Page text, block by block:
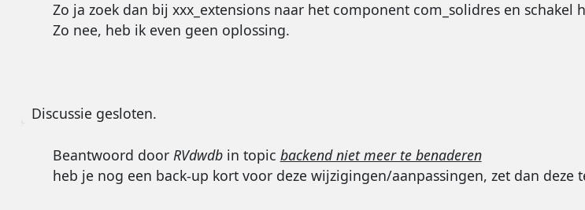
Zo ja zoek dan bij xxx_extensions naar het component com_solidres en schakel
Zo nee, heb ik even geen oplossing.
Discussie gesloten.
Beantwoord door RVdwdbin topic backend niet meer te benaderen
heb je nog een back-up kort voor deze wijzigingen/aanpassingen, zet dan deze